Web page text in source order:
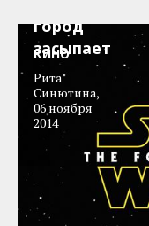
город
засыпает
Рита
Синютина,
06 ноября
2014
КИНО